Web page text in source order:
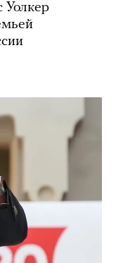
Уолкер